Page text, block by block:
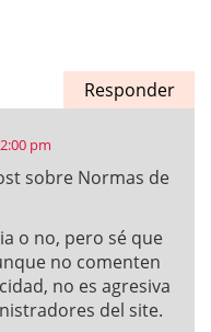
Responder
pm
sobre Normas de
o no, pero sé que
no comenten
no es agresiva
del site.